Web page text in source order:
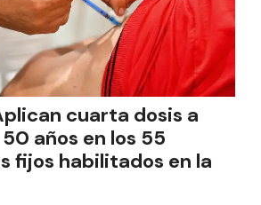
cuarta dosis a
años en los 55
fijos habilitados en la